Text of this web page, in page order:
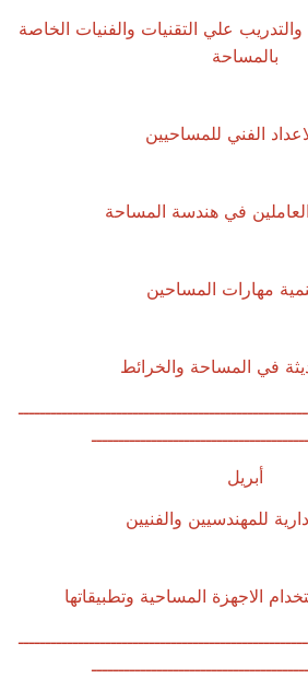
علي التقنيات والفنيات الخاصة
بالمساحة
الفني للمساحيين
في هندسة المساحة
مهارات المساحين
في المساحة والخرائط
أبريل
للمهندسيين والفنيين
الاجهزة المساحية وتطبيقاتها